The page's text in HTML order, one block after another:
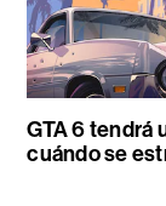
GTA 6 tendrá
cuándo se